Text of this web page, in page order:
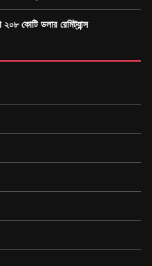
কোটি ডলার রেমিট্যান্স